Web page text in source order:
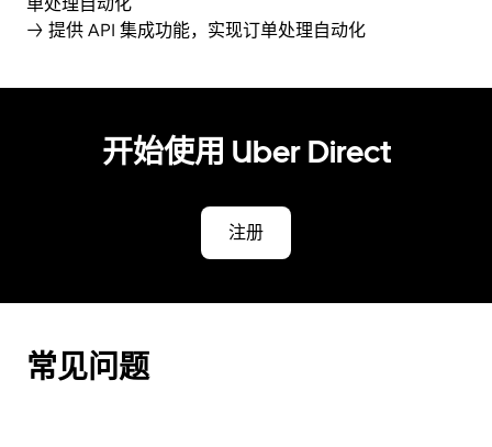
→ 提供 API 集成功能，实现订单处理自动化
开始使用 Uber Direct
注册
常见问题